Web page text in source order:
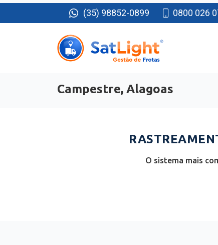
(35) 98852-0899 0800 026
Campestre, Alagoas
O sistema mais